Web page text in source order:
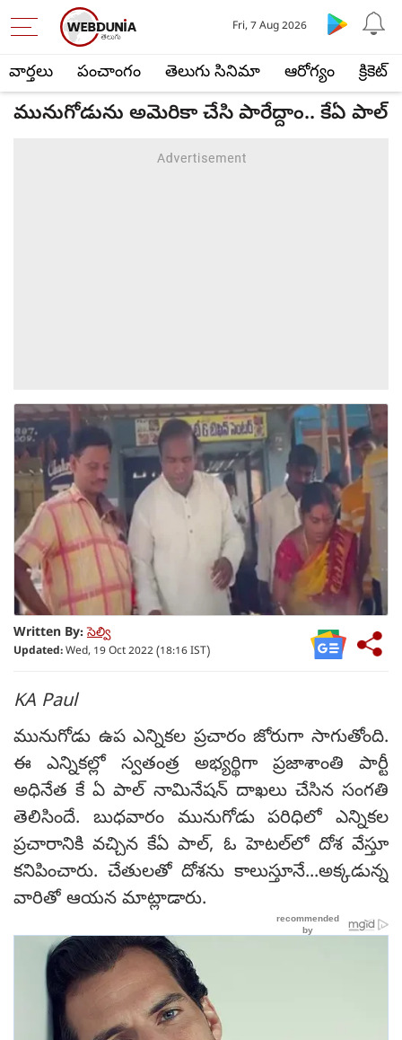
వార్తలు పంచాంగం తెలుగు సినిమా ఆరోగ్యం క్రికెట్
Fri, 7 Aug 2026
మునుగోడును అమెరికా చేసి పారేద్దాం.. కేఏ పాల్
Written By: సెల్వి
Updated:Wed, 19 Oct 2022 (18:16 IST)
KA Paul
మునుగోడు ఉప ఎన్నికల ప్రచారం జోరుగా సాగుతోంది.
ఈ ఎన్నికల్లో స్వతంత్ర అభ్యర్థిగా ప్రజాశాంతి పార్టీ
అధినేత కే ఏ పాల్ నామినేషన్ దాఖలు చేసిన సంగతి
తెలిసిందే. బుధవారం మునుగోడు పరిధిలో ఎన్నికల
ప్రచారానికి వచ్చిన కేఏ పాల్, ఓ హెటల్‌లో దోశ వేస్తూ
కనిపించారు. చేతులతో దోశను కాలుస్తూనే...అక్కడున్న
వారితో ఆయన మాట్లాడారు.